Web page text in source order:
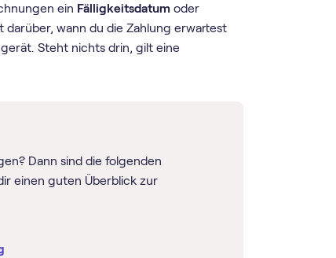
ein Fälligkeitsdatum oder
wann du die Zahlung erwartest
Steht nichts drin, gilt eine
Dann sind die folgenden
einen guten Überblick zur